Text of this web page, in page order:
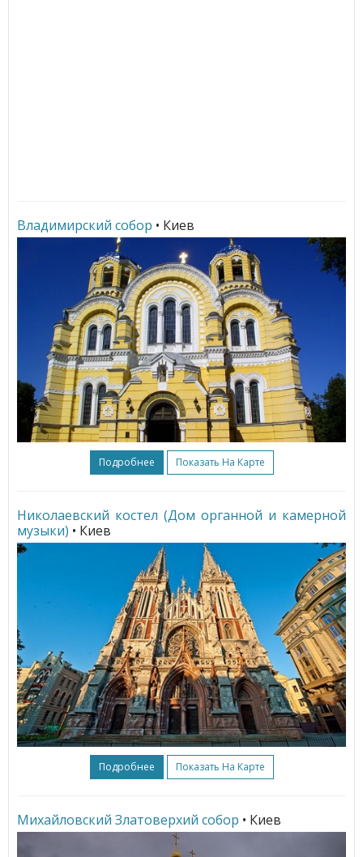
Владимирский собор • Киев
Подробнее Показать На Карте
Николаевский костел (Дом органной и камерной
музыки) • Киев
Подробнее Показать На Карте
Михайловский Златоверхий собор • Киев